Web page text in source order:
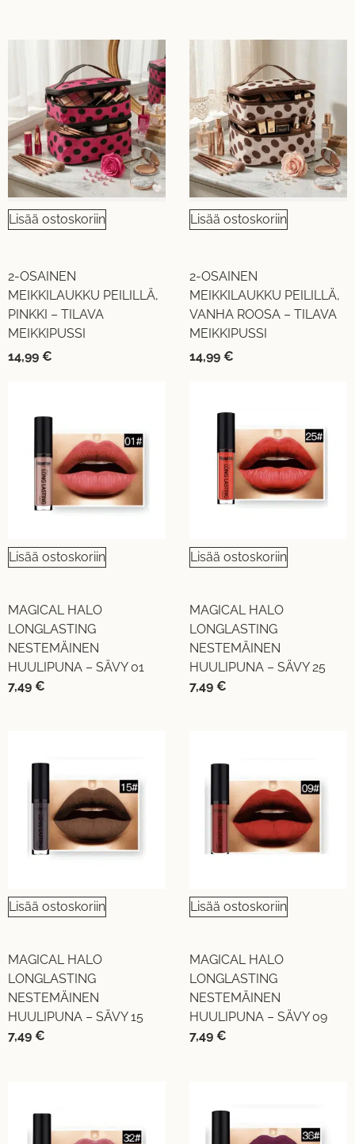
Lisää ostoskoriin
2-OSAINEN
MEIKKILAUKKU PEILILLÄ,
PINKKI – TILAVA
MEIKKIPUSSI
14,99 €
Lisää ostoskoriin
2-OSAINEN
MEIKKILAUKKU PEILILLÄ,
VANHA ROOSA – TILAVA
MEIKKIPUSSI
14,99 €
Lisää ostoskoriin
MAGICAL HALO
LONGLASTING
NESTEMÄINEN
HUULIPUNA – SÄVY 01
7,49 €
Lisää ostoskoriin
MAGICAL HALO
LONGLASTING
NESTEMÄINEN
HUULIPUNA – SÄVY 25
7,49 €
Lisää ostoskoriin
MAGICAL HALO
LONGLASTING
NESTEMÄINEN
HUULIPUNA – SÄVY 15
7,49 €
Lisää ostoskoriin
MAGICAL HALO
LONGLASTING
NESTEMÄINEN
HUULIPUNA – SÄVY 09
7,49 €